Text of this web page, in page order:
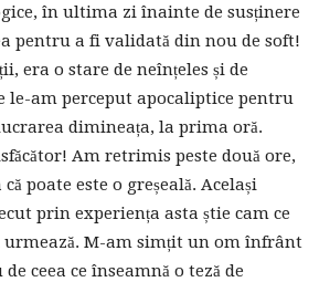
în ultima zi înainte de susținere
pentru a fi validată din nou de soft!
era o stare de neînțeles și de
le-am perceput apocaliptice pentru
dimineața, la prima oră.
Am retrimis peste două ore,
poate este o greșeală. Același
prin experiența asta știe cam ce
M-am simțit un om înfrânt
ceea ce înseamnă o teză de